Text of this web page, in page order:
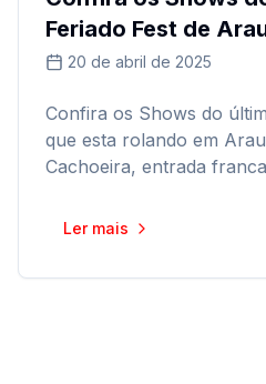
Feriado Fest de
20 de abril de 2025
Confira os Shows do
que esta rolando em
Cachoeira, entrada
Ler mais